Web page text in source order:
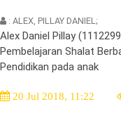
: ALEX, PILLAY DANIEL;
Alex Daniel Pillay
Pembelajaran Shalat
Pendidikan pada anak
20 Jul 2018, 11:22